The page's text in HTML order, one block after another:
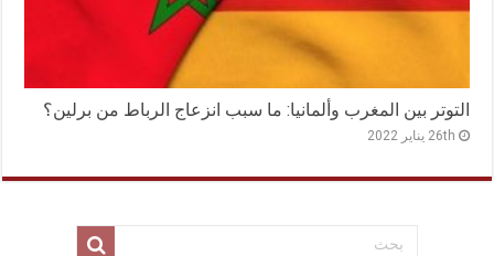
التوتر بين المغرب وألمانيا: ما سبب انزعاج الرباط من برلين؟
26th يناير 2022